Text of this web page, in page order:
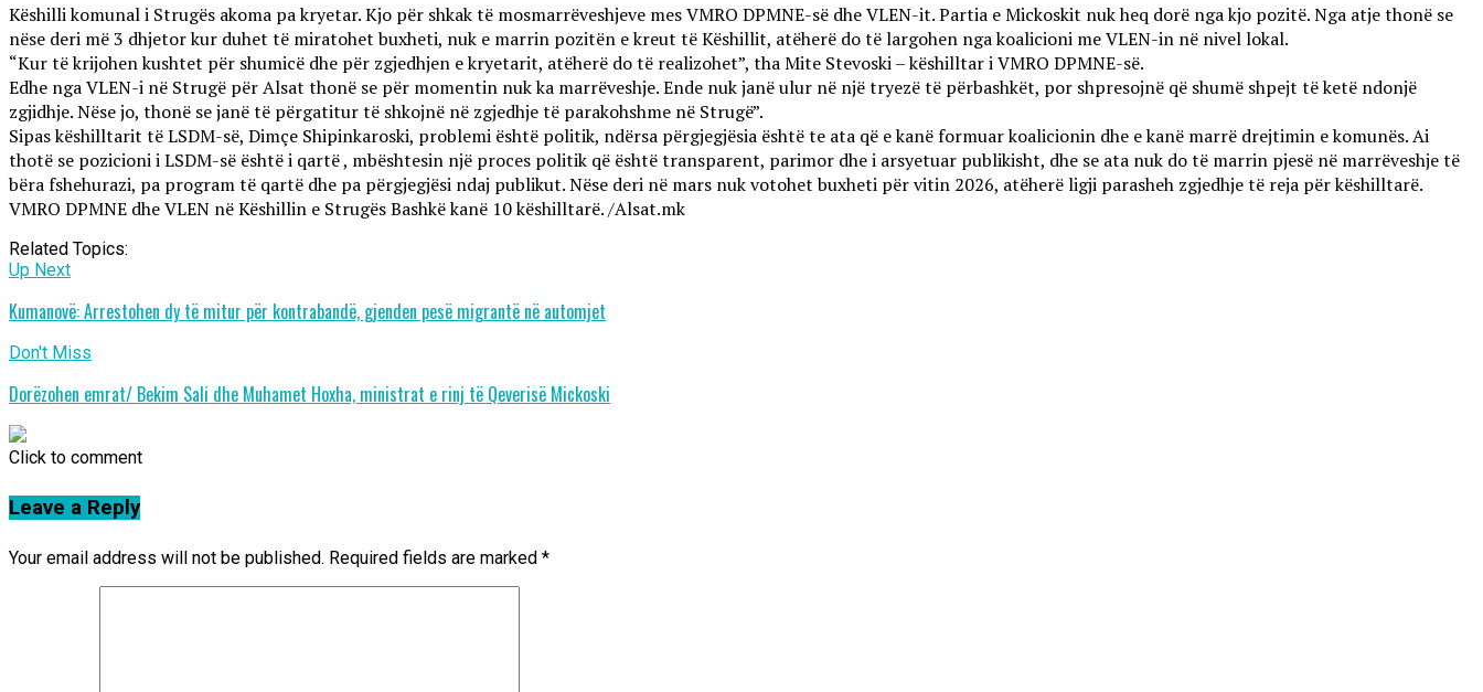
Këshilli komunal i Strugës akoma pa kryetar. Kjo për shkak të mosmarrëveshjeve mes VMRO DPMNE-së dhe VLEN-it. Partia e Mickoskit nuk heq dorë nga kjo pozitë. Nga atje thonë se
nëse deri më 3 dhjetor kur duhet të miratohet buxheti, nuk e marrin pozitën e kreut të Këshillit, atëherë do të largohen nga koalicioni me VLEN-in në nivel lokal.
“Kur të krijohen kushtet për shumicë dhe për zgjedhjen e kryetarit, atëherë do të realizohet”, tha Mite Stevoski – këshilltar i VMRO DPMNE-së.
Edhe nga VLEN-i në Strugë për Alsat thonë se për momentin nuk ka marrëveshje. Ende nuk janë ulur në një tryezë të përbashkët, por shpresojnë që shumë shpejt të ketë ndonjë
zgjidhje. Nëse jo, thonë se janë të përgatitur të shkojnë në zgjedhje të parakohshme në Strugë”.
Sipas këshilltarit të LSDM-së, Dimçe Shipinkaroski, problemi është politik, ndërsa përgjegjësia është te ata që e kanë formuar koalicionin dhe e kanë marrë drejtimin e komunës. Ai
thotë se pozicioni i LSDM-së është i qartë , mbështesin një proces politik që është transparent, parimor dhe i arsyetuar publikisht, dhe se ata nuk do të marrin pjesë në marrëveshje të
bëra fshehurazi, pa program të qartë dhe pa përgjegjësi ndaj publikut. Nëse deri në mars nuk votohet buxheti për vitin 2026, atëherë ligji parasheh zgjedhje të reja për këshilltarë.
VMRO DPMNE dhe VLEN në Këshillin e Strugës Bashkë kanë 10 këshilltarë. /Alsat.mk
Related Topics:
Up Next
Kumanovë: Arrestohen dy të mitur për kontrabandë, gjenden pesë migrantë në automjet
Don't Miss
Dorëzohen emrat/ Bekim Sali dhe Muhamet Hoxha, ministrat e rinj të Qeverisë Mickoski
Click to comment
Leave a Reply
Your email address will not be published. Required fields are marked *